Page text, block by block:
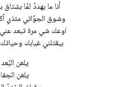
أنا ما بهددّ لمّا
وشوق الجوّاتي مئذي
اوعك شي مرة تبعد
بيقتلني غيابك
يلعن البُعد
يلعن الجفا